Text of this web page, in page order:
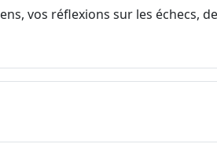
vos réflexions sur les